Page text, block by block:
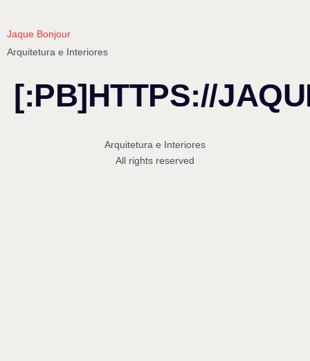
Jaque Bonjour
Arquitetura e Interiores
[:PB]HTTPS://
Arquitetura e Interiores
All rights reserved